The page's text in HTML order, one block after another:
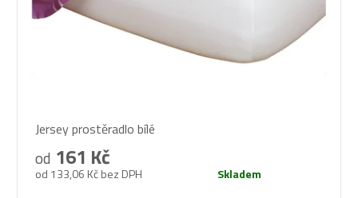
hodnocení
produktu
je
Jersey prostěradlo bílé
od 133,06 Kč bez DPH
od 161 Kč
Skladem